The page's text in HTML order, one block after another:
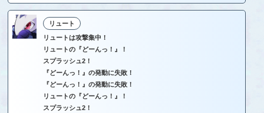
リュート
リュートは攻撃集中！
リュートの『どーんっ！』！
スプラッシュ2！
『どーんっ！』の発動に失敗！
『どーんっ！』の発動に失敗！
リュートの『どーんっ！』！
スプラッシュ2！